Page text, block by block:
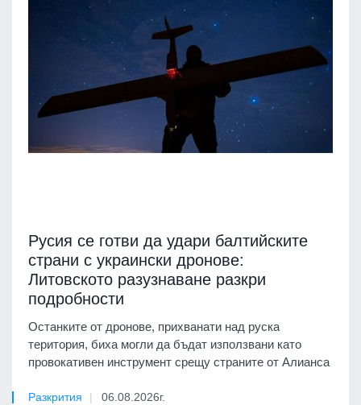
Русия се готви да удари балтийските
страни с украински дронове:
Литовското разузнаване разкри
подробности
Останките от дронове, прихванати над руска
територия, биха могли да бъдат използвани като
провокативен инструмент срещу страните от Алианса
Разкрития 06.08.2026г.